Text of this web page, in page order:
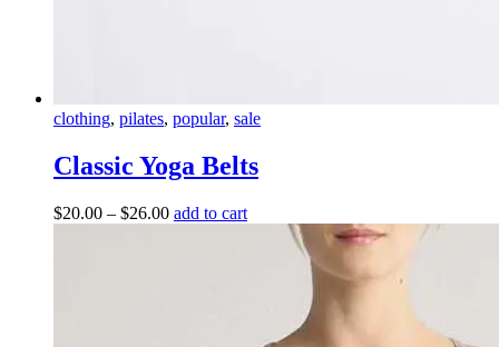
clothing, pilates, popular, sale
Classic Yoga Belts
$20.00 – $26.00 add to cart